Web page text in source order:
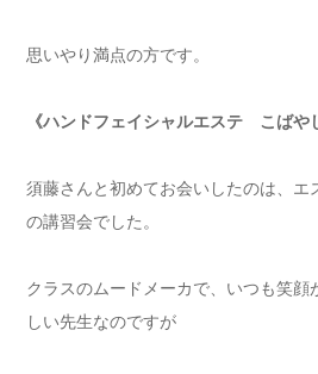
思いやり満点の方です。
《ハンドフェイシャルエステ こばや
須藤さんと初めてお会いしたのは、エ
の講習会でした。
クラスのムードメーカで、いつも笑
しい先生なのですが